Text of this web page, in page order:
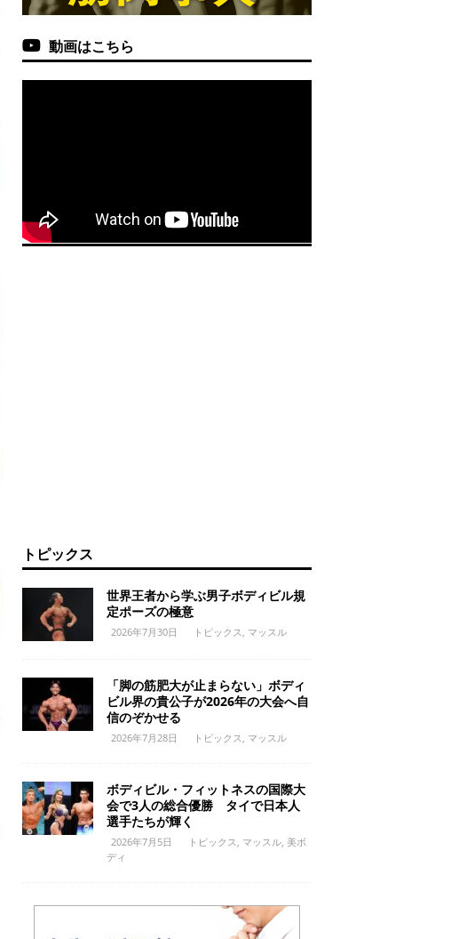
動画はこちら
トピックス
世界王者から学ぶ男子ボディビル規
定ポーズの極意
2026年7月30日 トピックス マッスル
「脚の筋肥大が止まらない」ボディ
ビル界の貴公子が2026年の大会へ自
信のぞかせる
2026年7月28日 トピックス マッスル
ボディビル・フィットネスの国際大
会で3人の総合優勝 タイで日本人
選手たちが輝く
2026年7月5日 トピックス マッスル, 美ボ
ディ